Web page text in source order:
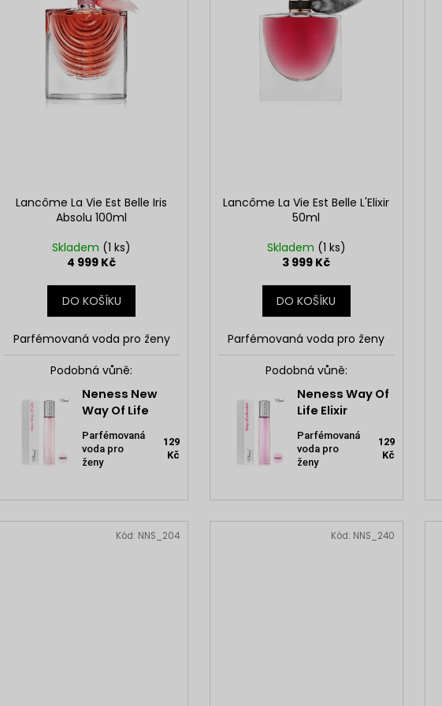
Lancôme La Vie Est Belle Iris
Absolu 100ml
Skladem (1 ks)
4 999 Kč
DO KOŠÍKU
Parfémovaná voda pro ženy
Podobná vůně:
Neness New
Way Of Life
Parfémovaná
voda pro
ženy
129
Kč
Lancôme La Vie Est Belle L'Elixir
50ml
Skladem (1 ks)
3 999 Kč
DO KOŠÍKU
Parfémovaná voda pro ženy
Podobná vůně:
Neness Way Of
Life Elixir
Parfémovaná
voda pro
ženy
129
Kč
Kód: NNS_204 Kód: NNS_240
SOL DE VERANO DRAGON BLOOM BODY
NENESS GIRL
129 Kč